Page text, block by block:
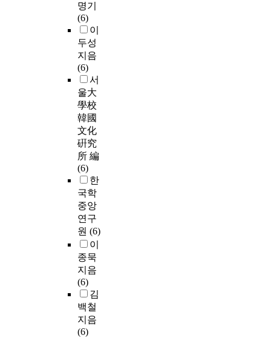
명기
(6)
이
두성
지음
(6)
서
울大
學校
韓國
文化
硏究
所 編
(6)
한
국학
중앙
연구
원 (6)
이
종묵
지음
(6)
김
백철
지음
(6)